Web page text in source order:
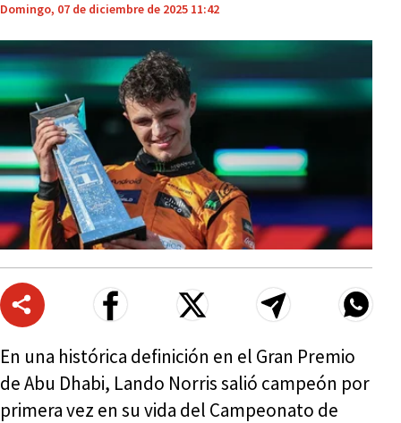
Domingo, 07 de diciembre de 2025 11:42
En una histórica definición en el Gran Premio
de Abu Dhabi, Lando Norris salió campeón por
primera vez en su vida del Campeonato de